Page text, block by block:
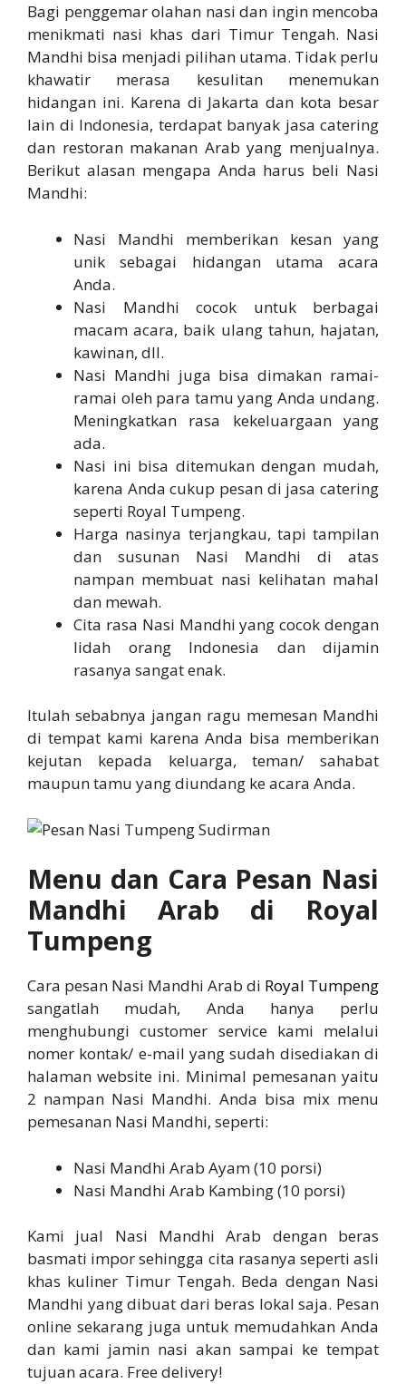
Bagi penggemar olahan nasi dan ingin mencoba
menikmati nasi khas dari Timur Tengah. Nasi
Mandhi bisa menjadi pilihan utama. Tidak perlu
khawatir merasa kesulitan menemukan
hidangan ini. Karena di Jakarta dan kota besar
lain di Indonesia, terdapat banyak jasa catering
dan restoran makanan Arab yang menjualnya.
Berikut alasan mengapa Anda harus beli Nasi
Mandhi:
Nasi Mandhi memberikan kesan yang
unik sebagai hidangan utama acara
Anda.
Nasi Mandhi cocok untuk berbagai
macam acara, baik ulang tahun, hajatan,
kawinan, dll.
Nasi Mandhi juga bisa dimakan ramai-
ramai oleh para tamu yang Anda undang.
Meningkatkan rasa kekeluargaan yang
ada.
Nasi ini bisa ditemukan dengan mudah,
karena Anda cukup pesan di jasa catering
seperti Royal Tumpeng.
Harga nasinya terjangkau, tapi tampilan
dan susunan Nasi Mandhi di atas
nampan membuat nasi kelihatan mahal
dan mewah.
Cita rasa Nasi Mandhi yang cocok dengan
lidah orang Indonesia dan dijamin
rasanya sangat enak.
Itulah sebabnya jangan ragu memesan Mandhi
di tempat kami karena Anda bisa memberikan
kejutan kepada keluarga, teman/ sahabat
maupun tamu yang diundang ke acara Anda.
Menu dan Cara Pesan Nasi
Mandhi Arab di Royal
Tumpeng
Cara pesan Nasi Mandhi Arab di Royal Tumpeng
sangatlah mudah, Anda hanya perlu
menghubungi customer service kami melalui
nomer kontak/ e-mail yang sudah disediakan di
halaman website ini. Minimal pemesanan yaitu
2 nampan Nasi Mandhi. Anda bisa mix menu
pemesanan Nasi Mandhi, seperti:
Nasi Mandhi Arab Ayam (10 porsi)
Nasi Mandhi Arab Kambing (10 porsi)
Kami jual Nasi Mandhi Arab dengan beras
basmati impor sehingga cita rasanya seperti asli
khas kuliner Timur Tengah. Beda dengan Nasi
Mandhi yang dibuat dari beras lokal saja. Pesan
online sekarang juga untuk memudahkan Anda
dan kami jamin nasi akan sampai ke tempat
tujuan acara. Free delivery!